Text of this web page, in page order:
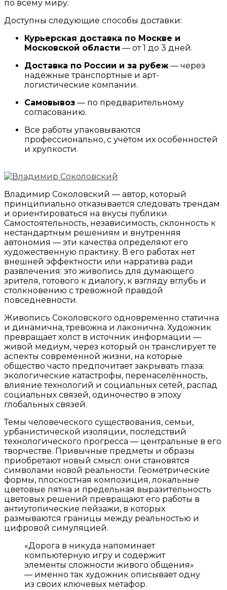
по всему миру.
Доступны следующие способы доставки:
Курьерская доставка по Москве и
Московской области — от 1 до 3 дней.
Доставка по России и за рубеж — через
надёжные транспортные и арт-
логистические компании.
Самовывоз — по предварительному
согласованию.
Все работы упаковываются
профессионально, с учётом их особенностей
и хрупкости.
Владимир Соколовский — автор, который
принципиально отказывается следовать трендам
и ориентироваться на вкусы публики.
Самостоятельность, независимость, склонность к
нестандартным решениям и внутренняя
автономия — эти качества определяют его
художественную практику. В его работах нет
внешней эффектности или нарратива ради
развлечения: это живопись для думающего
зрителя, готового к диалогу, к взгляду вглубь и
столкновению с тревожной правдой
повседневности.
Живопись Соколовского одновременно статична
и динамична, тревожна и лаконична. Художник
превращает холст в источник информации —
живой медиум, через который он транслирует те
аспекты современной жизни, на которые
общество часто предпочитает закрывать глаза:
экологические катастрофы, перенаселённость,
влияние технологий и социальных сетей, распад
социальных связей, одиночество в эпоху
глобальных связей.
Темы человеческого существования, семьи,
урбанистической изоляции, последствий
технологического прогресса — центральные в его
творчестве. Привычные предметы и образы
приобретают новый смысл: они становятся
символами новой реальности. Геометрические
формы, плоскостная композиция, локальные
цветовые пятна и предельная выразительность
цветовых решений превращают его работы в
антиутопические пейзажи, в которых
размываются границы между реальностью и
цифровой симуляцией.
«Дорога в никуда напоминает
компьютерную игру и содержит
элементы сложности живого общения»
— именно так художник описывает одну
из своих ключевых метафор.